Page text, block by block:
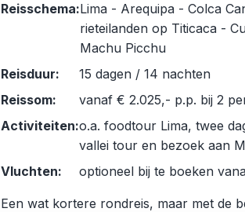
Reisschema:Lima - Arequipa - Colca
rieteilanden op Titicaca -
Machu Picchu
Reisduur:
15 dagen / 14 nachten
Reissom:
vanaf € 2.025,- p.p. bij 2
Activiteiten:o.a. foodtour Lima, twee
vallei tour en bezoek aan
Vluchten:
optioneel bij te boeken
Een wat kortere rondreis, maar met de